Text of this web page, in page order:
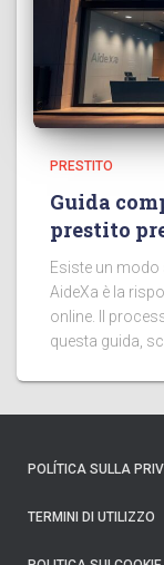
PRESTITO
Guida
prestito
Esiste un modo
AideXa è la
online. Il
questa guida,
POLÍTICA SULLA
TERMINI DI UTILIZZO